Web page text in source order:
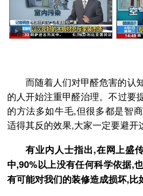
而随着人们对甲醛危害的认
的人开始注重甲醛治理。不过要
的方法多如牛毛,但很多都是智
适得其反的效果,大家一定要避开
有业内人士指出,在网上盛
中,90%以上没有任何科学依据,
有可能对我们的装修造成损坏,比